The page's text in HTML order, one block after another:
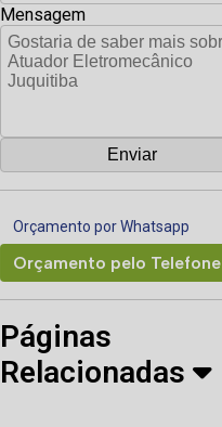
Mensagem
Orçamento por Whatsapp
Orçamento pelo Telefone
Páginas
Relacionadas